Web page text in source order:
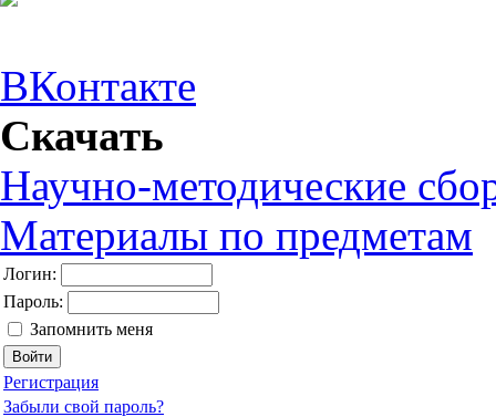
ВКонтакте
Скачать
Научно-методические
Материалы по предметам
Логин:
Пароль:
Запомнить меня
Регистрация
Забыли свой пароль?